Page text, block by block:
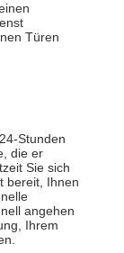
Türen
Stunden
die er
Sie sich
bereit, Ihnen
angehen
Ihrem